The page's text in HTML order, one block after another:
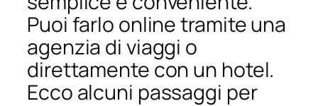
Puoi farlo online tramite una
agenzia di viaggi o
direttamente con un hotel.
Ecco alcuni passaggi per